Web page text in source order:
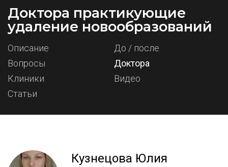
Доктора практикующие
удаление новообразований
Описание
До / после
Вопросы
Доктора
Клиники
Видео
Статьи
Кузнецова Юлия